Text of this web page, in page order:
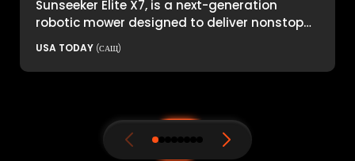
Sunseeker Elite X7, is a next-generation
robotic mower designed to deliver nonstop
productivity with unmatched cutting
USA TODAY (САЩ)